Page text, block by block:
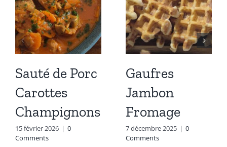
Sauté de Porc
Carottes
Champignons
15 février 2026 | 0
Comments
Gaufres
Jambon
Fromage
7 décembre 2025 | 0
Comments